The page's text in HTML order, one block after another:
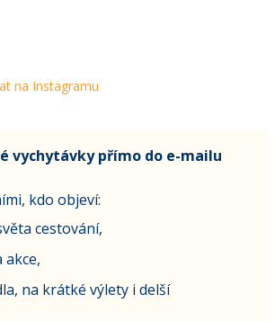
na Instagramu
vychytávky přímo do e-mailu
kdo objeví:
cestování,
akce,
na krátké výlety i delší